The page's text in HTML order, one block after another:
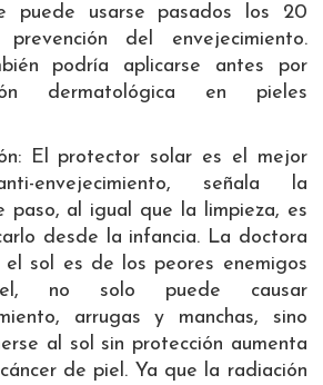
puede usarse pasados los 20
prevención del envejecimiento.
podría aplicarse antes por
dermatológica en pieles
El protector solar es el mejor
envejecimiento, señala la
paso, al igual que la limpieza, es
desde la infancia. La doctora
sol es de los peores enemigos
no solo puede causar
arrugas y manchas, sino
al sol sin protección aumenta
de piel. Ya que la radiación